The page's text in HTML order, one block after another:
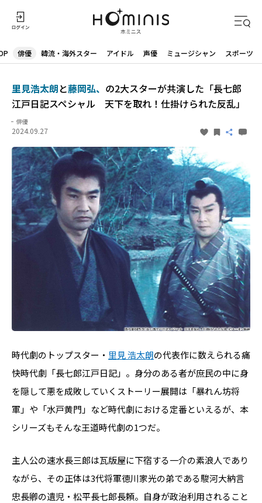
俳優 韓流・海外スター アイドル 声優 ミュージシャン スポーツ
里見浩太朗と藤岡弘、 の2大スターが共演した「長七郎
江戸日記スペシャル 天下を取れ！仕掛けられた反乱」
俳優
2024.09.27
時代劇のトップスター・ 里見 浩太朗の代表作に数えられる痛
快時代劇「長七郎江戸日記」。身分のある者が庶民の中に身
を隠して悪を成敗していくストーリー展開は「暴れん坊将
軍」や「水戸黄門」など時代劇における定番といえるが、本
シリーズもそんな王道時代劇の1つだ。
主人公の速水長三郎は瓦版屋に下宿する一介の素浪人であり
ながら、その正体は3代将軍徳川家光の弟である駿河大納言
忠長卿の遺児・松平長七郎長頼。自身が政治利用されること